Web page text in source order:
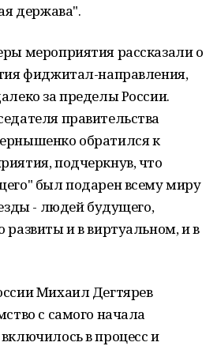
держава".
мероприятия рассказали о
фиджитал-направления,
за пределы России.
правительства
обратился к
подчеркнув, что
был подарен всему миру
- людей будущего,
развиты и в виртуальном, и в
Михаил Дегтярев
с самого начала
в процесс и